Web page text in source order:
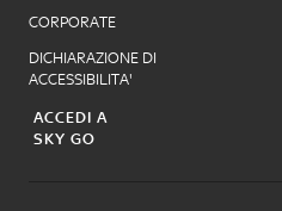
CORPORATE
DICHIARAZIONE DI
ACCESSIBILITA'
ACCEDI A
SKY GO